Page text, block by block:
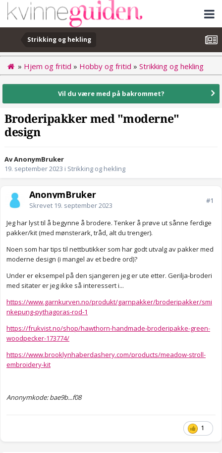
Strikking og hekling
» Hjem og fritid » Hobby og fritid » Strikking og hekling
Vil du være med på bakrommet?
Broderipakker med "moderne"
design
Av AnonymBruker
19. september 2023 i Strikking og hekling
AnonymBruker
Skrevet 19. september 2023
#1
Jeg har lyst til å begynne å brodere. Tenker å prøve ut sånne ferdige
pakker/kit (med mønsterark, tråd, alt du trenger).
Noen som har tips til nettbutikker som har godt utvalg av pakker med
moderne design (i mangel av et bedre ord)?
Under er eksempel på den sjangeren jeg er ute etter. Gerilja-broderi
med sitater er jeg ikke så interessert i...
https://www.garnkurven.no/produkt/garnpakker/broderipakker/smi
nkepung-pythagoras-rod-1
https://frukvist.no/shop/hawthorn-handmade-broderipakke-green-
woodpecker-173774/
https://www.brooklynhaberdashery.com/products/meadow-stroll-
embroidery-kit
Anonymkode: bae9b...f08
1